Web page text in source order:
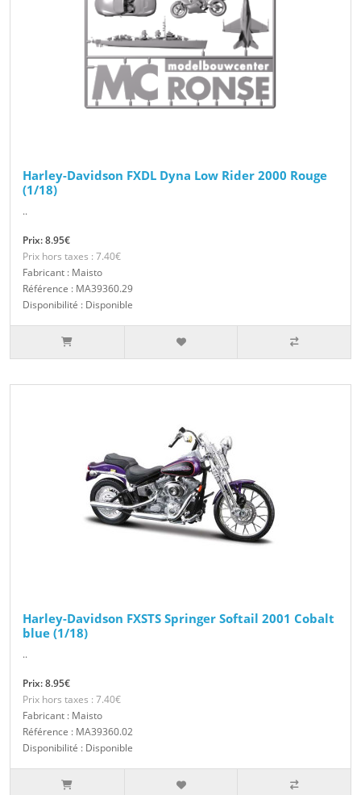
Harley-Davidson FXDL Dyna Low Rider 2000 Rouge
(1/18)
..
Prix: 8.95€
Prix hors taxes : 7.40€
Fabricant : Maisto
Référence : MA39360.29
Disponibilité : Disponible
Harley-Davidson FXSTS Springer Softail 2001 Cobalt
blue (1/18)
..
Prix: 8.95€
Prix hors taxes : 7.40€
Fabricant : Maisto
Référence : MA39360.02
Disponibilité : Disponible